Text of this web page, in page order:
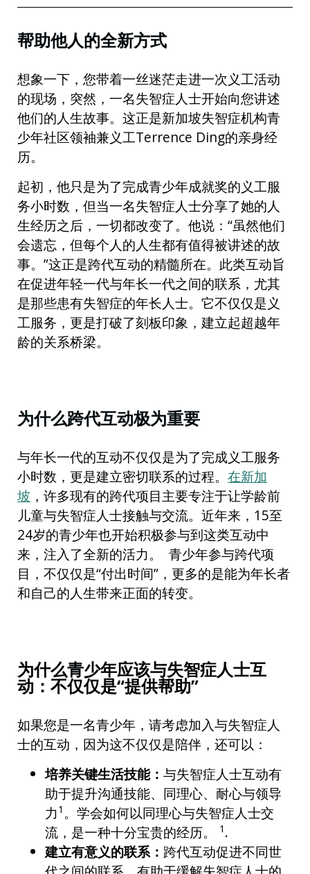
帮助他人的全新方式
想象一下，您带着一丝迷茫走进一次义工活动
的现场，突然，一名失智症人士开始向您讲述
他们的人生故事。这正是新加坡失智症机构青
少年社区领袖兼义工Terrence Ding的亲身经
历。
起初，他只是为了完成青少年成就奖的义工服
务小时数，但当一名失智症人士分享了她的人
生经历之后，一切都改变了。他说：“虽然他们
会遗忘，但每个人的人生都有值得被讲述的故
事。”这正是跨代互动的精髓所在。此类互动旨
在促进年轻一代与年长一代之间的联系，尤其
是那些患有失智症的年长人士。它不仅仅是义
工服务，更是打破了刻板印象，建立起超越年
龄的关系桥梁。
为什么跨代互动极为重要
与年长一代的互动不仅仅是为了完成义工服务
小时数，更是建立密切联系的过程。 在新加
坡 ，许多现有的跨代项目主要专注于让学龄前
儿童与失智症人士接触与交流。近年来，15至
24岁的青少年也开始积极参与到这类互动中
来，注入了全新的活力。 青少年参与跨代项
目，不仅仅是“付出时间”，更多的是能为年长者
和自己的人生带来正面的转变。
为什么青少年应该与失智症人士互
动：不仅仅是“提供帮助”
如果您是一名青少年，请考虑加入与失智症人
士的互动，因为这不仅仅是陪伴，还可以：
培养关键生活技能： 与失智症人士互动有
助于提升沟通技能、同理心、耐心与领导
力1 。学会如何以同理心与失智症人士交
流，是一种十分宝贵的经历。
1 .
建立有意义的联系： 跨代互动促进不同世